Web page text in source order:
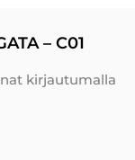
– C01
kirjautumalla